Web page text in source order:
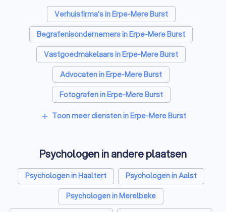
Verhuisfirma's in Erpe-Mere Burst
Begrafenisondernemers in Erpe-Mere Burst
Vastgoedmakelaars in Erpe-Mere Burst
Advocaten in Erpe-Mere Burst
Fotografen in Erpe-Mere Burst
Rijscholen in Erpe-Mere Burst
Architecten in Erpe-Mere Burst
Relatietherapeut in Erpe-Mere Burst
Reisbureaus in Erpe-Mere Burst
add Toon meer diensten in Erpe-Mere Burst
Psychologen in andere plaatsen
Psychologen in Haaltert
Psychologen in Aalst
Psychologen in Merelbeke